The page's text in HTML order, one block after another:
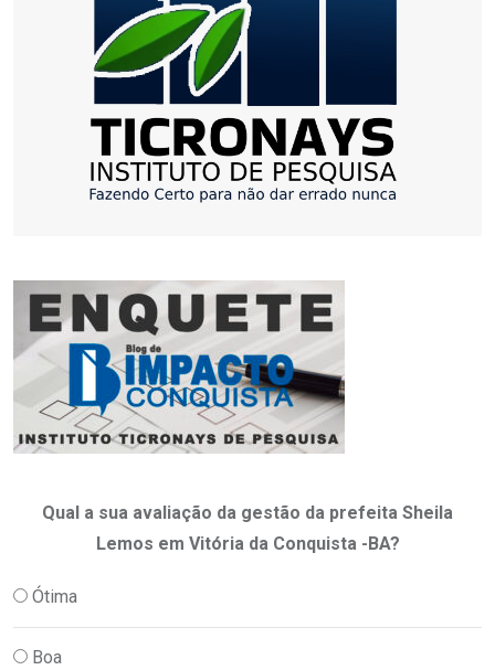
Qual a sua avaliação da gestão da prefeita Sheila
Lemos em Vitória da Conquista -BA?
Ótima
Boa